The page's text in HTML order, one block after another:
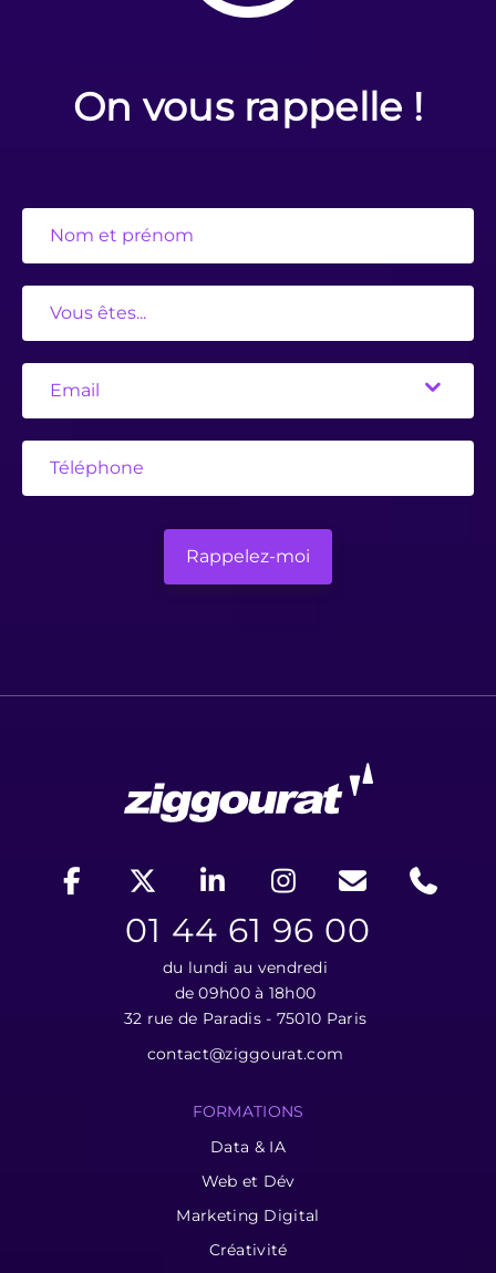
On vous rappelle !
01 44 61 96 00
du lundi au vendredi
de 09h00 à 18h00
32 rue de Paradis - 75010 Paris
contact@ziggourat.com
FORMATIONS
Data & IA
Web et Dév
Marketing Digital
Créativité